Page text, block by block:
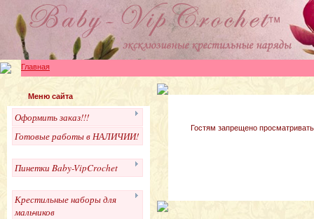
Главная
Меню сайта
Оформить заказ!!!
Готовые работы в НАЛИЧИИ!
Пинетки Baby-VipCrochet
Крестильные наборы для
мальчиков
Гостям запрещено